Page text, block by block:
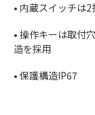
• 内蔵スイッチは
• 操作キーは取付
造を採用
• 保護構造IP67